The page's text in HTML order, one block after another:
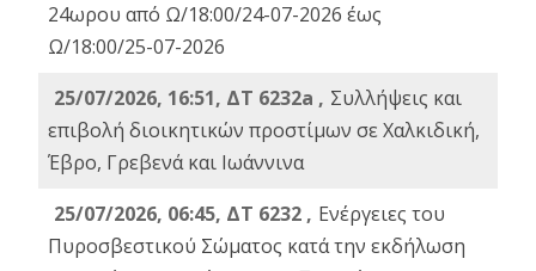
24ωρου από Ω/18:00/24-07-2026 έως
Ω/18:00/25-07-2026
25/07/2026, 16:51, ΔΤ 6232a , Συλλήψεις και
επιβολή διοικητικών προστίμων σε Χαλκιδική,
Έβρο, Γρεβενά και Ιωάννινα
25/07/2026, 06:45, ΔΤ 6232 , Ενέργειες του
Πυροσβεστικού Σώματος κατά την εκδήλωση